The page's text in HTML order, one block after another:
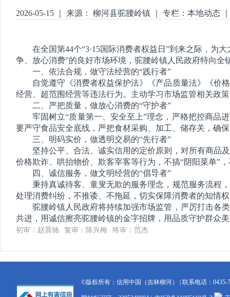
2026-05-15 来源： 柳河县驼腰岭镇 专栏： 本地动态
在全国第44个“3·15国际消费者权益日”到来之际，为
争、放心消费”的良好市场环境，驼腰岭镇人民政府特向
一、依法合规，做守法经营的“践行者”
自觉遵守《消费者权益保护法》《产品质量法》《价
经营、超范围经营等违法行为。主动学习市场监管相关政
二、严把质量，做放心消费的“守护者”
牢固树立“质量第一、安全至上”理念，严格把控商品
要严守食品安全底线，严把食材采购、加工、储存关，确
三、明码实价，做透明交易的“先行者”
坚持公平、合法、诚实信用的定价原则，对所有商品
价格欺诈、哄抬物价、欺客宰客等行为，不搞“阴阳菜单”
四、诚信服务，做文明经营的“倡导者”
秉持真诚待客、童叟无欺的服务理念，规范服务流程
处理消费纠纷，不推诿、不拖延，切实保障消费者的知情
驼腰岭镇人民政府将持续加强市场监管，严厉打击各
共进，用诚信擦亮驼腰岭镇的金字招牌，用品质守护群众
初审：赵晨驰 复审：陈兴梅 终审：范杰
©版权所有：信用中国（吉林柳河） | 联系电话：0435-